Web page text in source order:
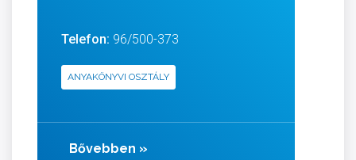
Telefon: 96/500-373
ANYAKÖNYVI OSZTÁLY
Bővebben »